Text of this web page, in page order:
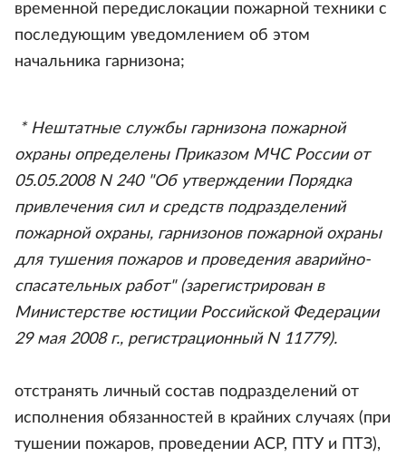
временной передислокации пожарной техники с
последующим уведомлением об этом
начальника гарнизона;
* Нештатные службы гарнизона пожарной
охраны определены Приказом МЧС России от
05.05.2008 N 240 "Об утверждении Порядка
привлечения сил и средств подразделений
пожарной охраны, гарнизонов пожарной охраны
для тушения пожаров и проведения аварийно-
спасательных работ" (зарегистрирован в
Министерстве юстиции Российской Федерации
29 мая 2008 г., регистрационный N 11779).
отстранять личный состав подразделений от
исполнения обязанностей в крайних случаях (при
тушении пожаров, проведении АСР, ПТУ и ПТЗ),